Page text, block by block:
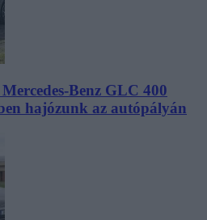
Benz GLC 400
hajózunk az autópályán